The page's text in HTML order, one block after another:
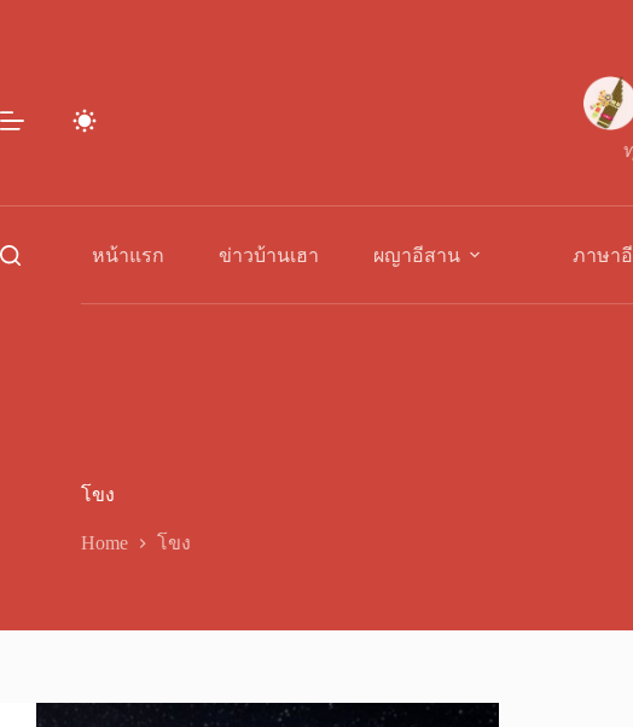
หน้าแรก ข่าวบ้านเฮา ผญาอีสาน ภาษา
โขง
Home โขง